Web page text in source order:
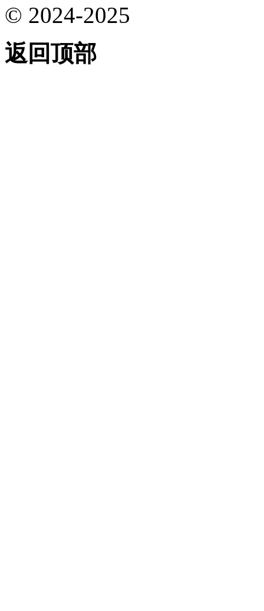
© 2024-2025
返回顶部